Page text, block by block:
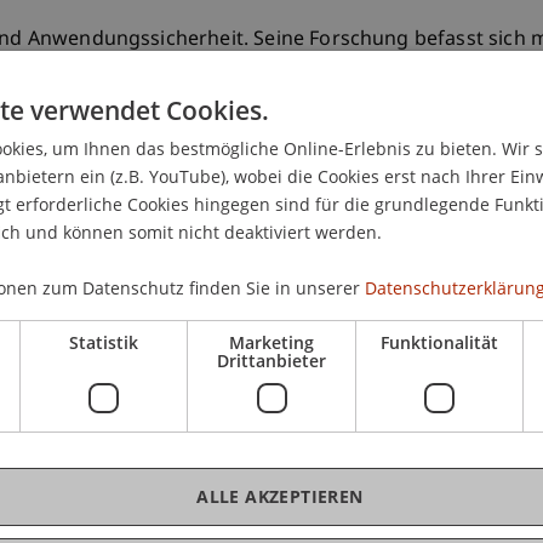
Anwendungssicherheit. Seine Forschung befasst sich
von Sicherheitsvorfällen. Dabei werden als
KI-Techniken eingesetzt. Neben den klassischen
insbesondere für fortgeschrittene Aufgaben wie
Untersuchungen sowie Threat-Intelligence. Auf
in sicherheitskritischen Systemen wie z.B. 5G-
sowie der geeigneten Gegenmassnahmen auch auf der
Science
Science
verwendet Cookies.
um Ihnen das bestmögliche Online-Erlebnis zu bieten. Wir
ein (z.B. YouTube), wobei die Cookies erst nach Ihrer
erforderliche Cookies hingegen sind für die grundlegende
und können somit nicht deaktiviert werden.
zum Datenschutz finden Sie in unserer
Statistik Marketing
Drittanbieter
Funktionalität
ALLE AKZEPTIEREN